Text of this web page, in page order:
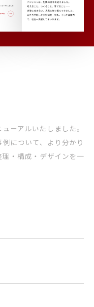
ーアルいたしました。
について、より分かり
・構成・デザインを一